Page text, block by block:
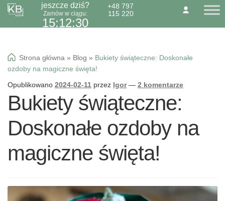
O NAS KONTAKTBLOG
Przejdź
do
Przejdź
do
jeszcze dziś?
Zamów w ciągu:
15:12:29
+48 797
115 220
Dzień Babci 21.01
Kwiaty
Wiązanki pogrzebowe
Strona główna » Blog » Bukiety świąteczne: Doskonałe
ozdoby na magiczne święta!
Opublikowano 2024-02-11 przez Igor — 2 komentarze
Bukiety świąteczne:
Doskonałe ozdoby na
magiczne święta!